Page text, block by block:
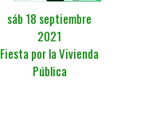
sáb 18 septiembre
2021
Fiesta por la Vivienda
Pública